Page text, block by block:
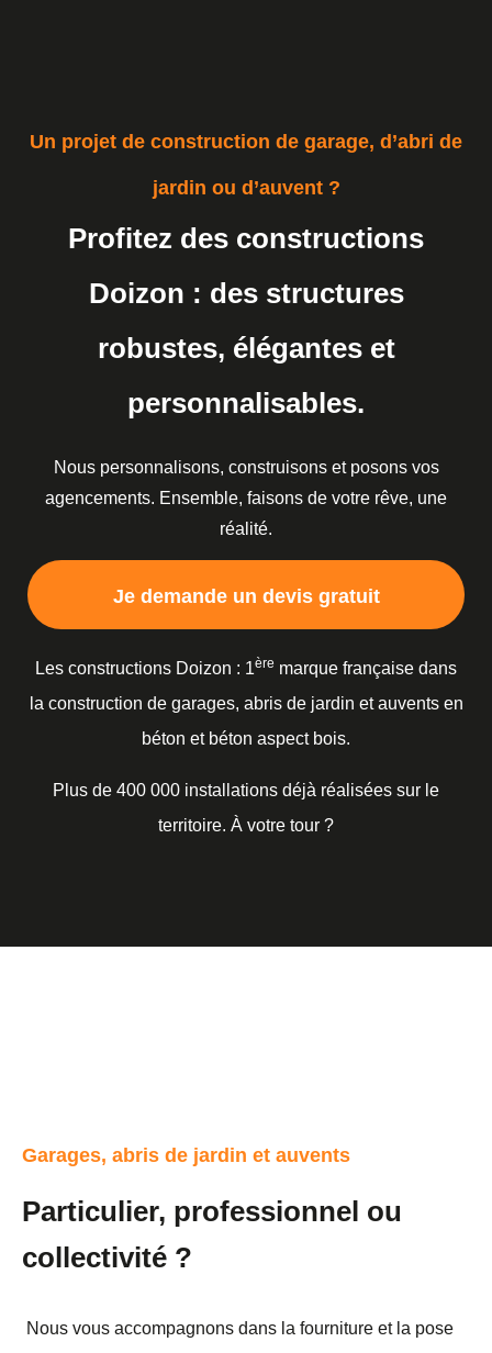
Un projet de construction de garage, d’abri de
jardin ou d’auvent ?
Profitez des constructions
Doizon : des structures
robustes, élégantes et
personnalisables.
Nous personnalisons, construisons et posons vos
agencements. Ensemble, faisons de votre rêve, une
réalité.
Je demande un devis gratuit
Les constructions Doizon : 1ère marque française dans
la construction de garages, abris de jardin et auvents en
béton et béton aspect bois.
Plus de 400 000 installations déjà réalisées sur le
territoire. À votre tour ?
Garages, abris de jardin et auvents
Particulier, professionnel ou
collectivité ?
Nous vous accompagnons dans la fourniture et la pose